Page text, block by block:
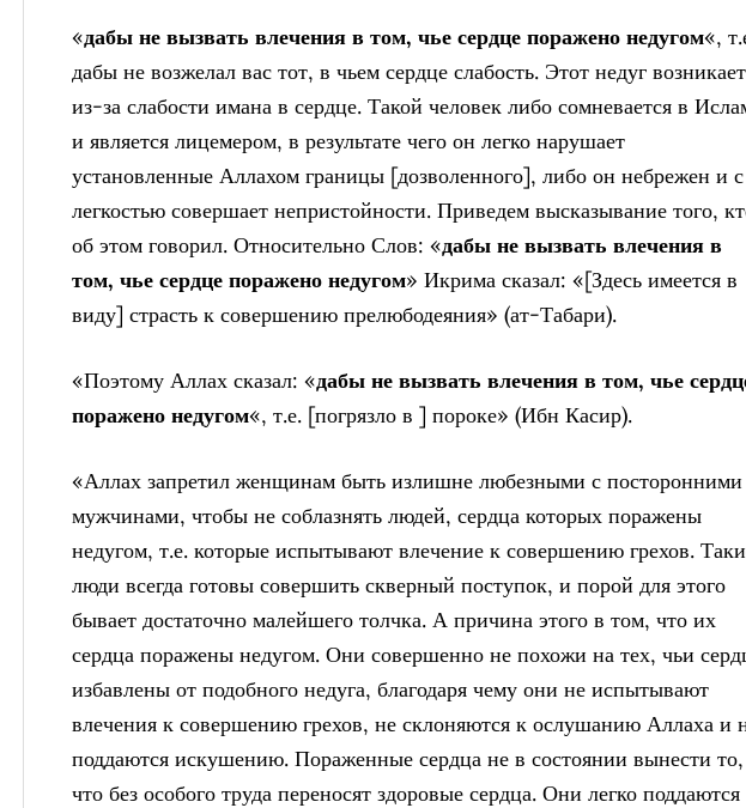
«дабы не вызвать влечения в том, чье сердце поражено недугом«,
дабы не возжелал вас тот, в чьем сердце слабость. Этот недуг возникает
из-за слабости имана в сердце. Такой человек либо сомневается в
и является лицемером, в результате чего он легко нарушает
установленные Аллахом границы [дозволенного], либо он небрежен и с
легкостью совершает непристойности. Приведем высказывание того,
об этом говорил. Относительно Слов: «дабы не вызвать влечения в
том, чье сердце поражено недугом» Икрима сказал: «[Здесь имеется в
виду] страсть к совершению прелюбодеяния» (ат-Табари).
«Поэтому Аллах сказал: «дабы не вызвать влечения в том, чье
поражено недугом«, т.е. [погрязло в ] пороке» (Ибн Касир).
«Аллах запретил женщинам быть излишне любезными с посторонними
мужчинами, чтобы не соблазнять людей, сердца которых поражены
недугом, т.е. которые испытывают влечение к совершению грехов.
люди всегда готовы совершить скверный поступок, и порой для этого
бывает достаточно малейшего толчка. А причина этого в том, что их
сердца поражены недугом. Они совершенно не похожи на тех, чьи
избавлены от подобного недуга, благодаря чему они не испытывают
влечения к совершению грехов, не склоняются к ослушанию Аллаха и
поддаются искушению. Пораженные сердца не в состоянии вынести то,
что без особого труда переносят здоровые сердца. Они легко поддаются